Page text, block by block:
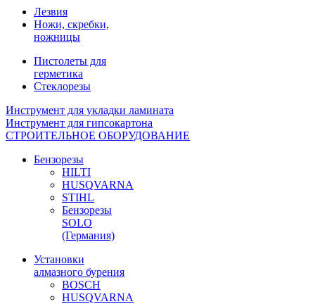
Лезвия
Ножи, скребки,
ножницы
Пистолеты для
герметика
Стеклорезы
Инструмент для укладки ламината
Инструмент для гипсокартона
СТРОИТЕЛЬНОЕ ОБОРУДОВАНИЕ
Бензорезы
HILTI
HUSQVARNA
STIHL
Бензорезы
SOLO
(Германия)
Установки
алмазного бурения
BOSCH
HUSQVARNA